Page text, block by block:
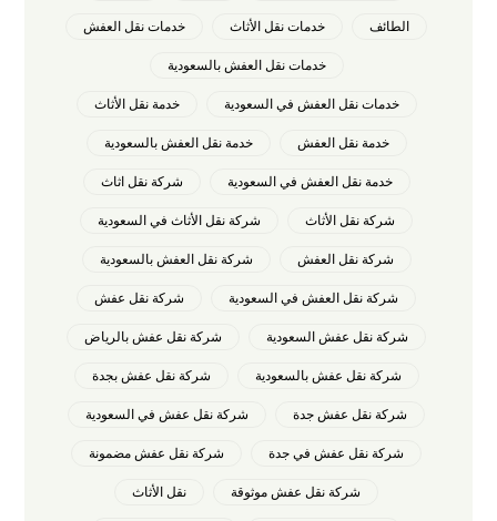
الطائف خدمات نقل الأثاث خدمات نقل العفش
خدمات نقل العفش بالسعودية
خدمات نقل العفش في السعودية خدمة نقل الأثاث
خدمة نقل العفش خدمة نقل العفش بالسعودية
خدمة نقل العفش في السعودية شركة نقل اثاث
شركة نقل الأثاث شركة نقل الأثاث في السعودية
شركة نقل العفش شركة نقل العفش بالسعودية
شركة نقل العفش في السعودية شركة نقل عفش
شركة نقل عفش السعودية شركة نقل عفش بالرياض
شركة نقل عفش بالسعودية شركة نقل عفش بجدة
شركة نقل عفش جدة شركة نقل عفش في السعودية
شركة نقل عفش في جدة شركة نقل عفش مضمونة
شركة نقل عفش موثوقة نقل الأثاث